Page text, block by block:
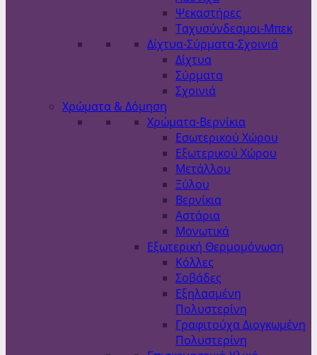
Ψεκαστήρες
Ταχυσύνδεσμοι-Μπεκ
Δίχτυα-Σύρματα-Σχοινιά
Δίχτυα
Σύρματα
Σχοινιά
Χρώματα & Δόμηση
Χρώματα-Βερνίκια
Εσωτερικού Χώρου
Εξωτερικού Χώρου
Μετάλλου
Ξύλου
Βερνίκια
Αστάρια
Μονωτικά
Εξωτερική Θερμομόνωση
Κόλλες
Σοβάδες
Εξηλασμένη
Πολυστερίνη
Γραφιτούχα Διογκωμένη
Πολυστερίνη